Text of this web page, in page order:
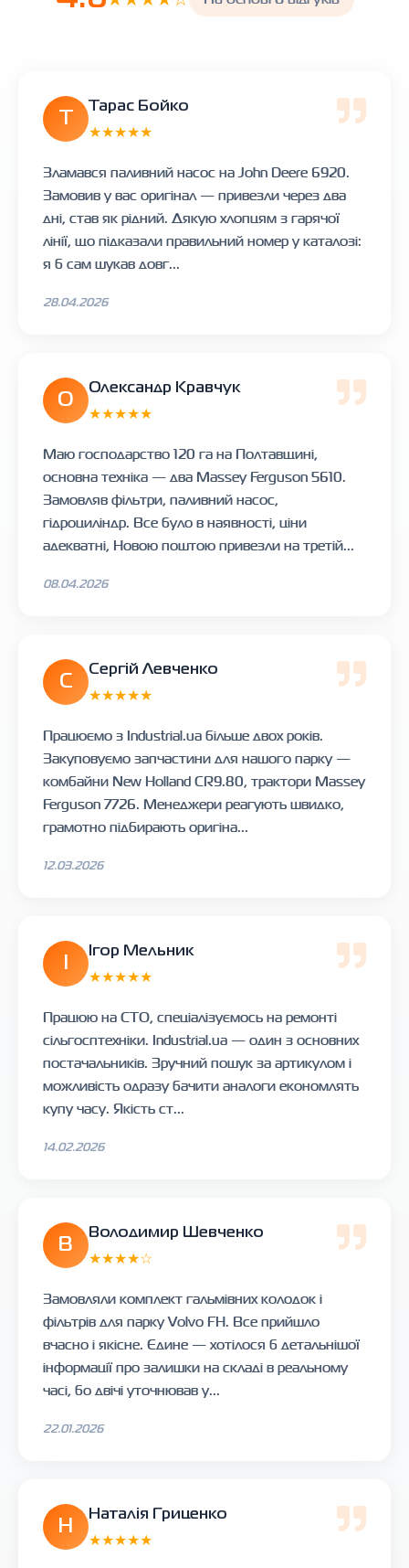
Тарас Бойко
★★★★★
Зламався паливний насос на John Deere 6920.
Замовив у вас оригінал — привезли через два
дні, став як рідний. Дякую хлопцям з гарячої
лінії, що підказали правильний номер у каталозі:
я б сам шукав довг...
28.04.2026
О
Олександр Кравчук
★★★★★
Маю господарство 120 га на Полтавщині,
основна техніка — два Massey Ferguson 5610.
Замовляв фільтри, паливний насос,
гідроциліндр. Все було в наявності, ціни
адекватні, Новою поштою привезли на третій...
08.04.2026
С
Сергій Левченко
★★★★★
Працюємо з Industrial.ua більше двох років.
Закуповуємо запчастини для нашого парку —
комбайни New Holland CR9.80, трактори Massey
Ferguson 7726. Менеджери реагують швидко,
грамотно підбирають оригіна...
12.03.2026
Ігор Мельник
★★★★★
Працюю на СТО, спеціалізуємось на ремонті
сільгосптехніки. Industrial.ua — один з основних
постачальників. Зручний пошук за артикулом і
можливість одразу бачити аналоги економлять
купу часу. Якість ст...
14.02.2026
В
Володимир Шевченко
★★★★☆
Замовляли комплект гальмівних колодок і
фільтрів для парку Volvo FH. Все прийшло
вчасно і якісне. Єдине — хотілося б детальнішої
інформації про залишки на складі в реальному
часі, бо двічі уточнював у...
22.01.2026
Н
Наталія Гриценко
★★★★★